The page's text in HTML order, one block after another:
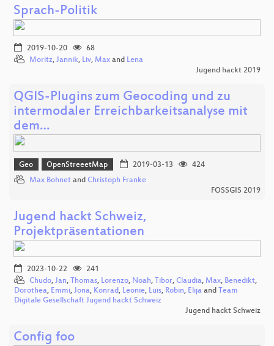
Sprach-Politik
2019-10-20
68
Moritz, Jannik, Liv, Max and Lena
Jugend hackt 2019
QGIS-Plugins zum Geocoding und zu
intermodaler Erreichbarkeitsanalyse mit
dem…
Geo OpenStreeetMap 2019-03-13
424
Max Bohnet and Christoph Franke
FOSSGIS 2019
Jugend hackt Schweiz,
Projektpräsentationen
2023-10-22
241
Chudo, Jan, Thomas, Lorenzo, Noah, Tibor, Claudia, Max, Benedikt,
Dorothea, Emmi, Jona, Konrad, Leonie, Luis, Robin, Elija and Team
Digitale Gesellschaft Jugend hackt Schweiz
Jugend hackt Schweiz
Config foo